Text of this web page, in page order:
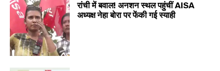
रांची में बवाल! अनशन स्थल पहुंचीं AISA
अध्यक्ष नेहा बोरा पर फेंकी गई स्याही